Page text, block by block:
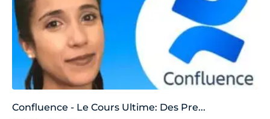
Confluence - Le Cours Ultime: Des Pre...